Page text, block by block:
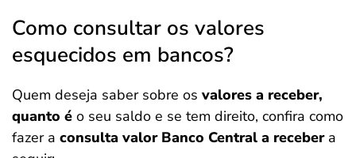
Como consultar os valores
esquecidos em bancos?
Quem deseja saber sobre os valores a receber,
quanto é o seu saldo e se tem direito, confira como
fazer a consulta valor Banco Central a recebera